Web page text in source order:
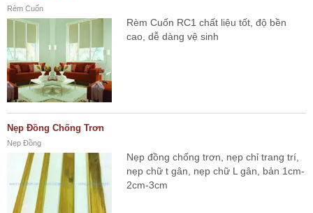
Rèm Cuốn
Rèm Cuốn RC1 chất liệu tốt, độ bền
cao, dễ dàng vệ sinh
Nẹp Đồng Chống Trơn
Nẹp Đồng
Nẹp đồng chống trơn, nẹp chỉ trang trí,
nẹp chữ t gân, nẹp chữ L gân, bản 1cm-
2cm-3cm